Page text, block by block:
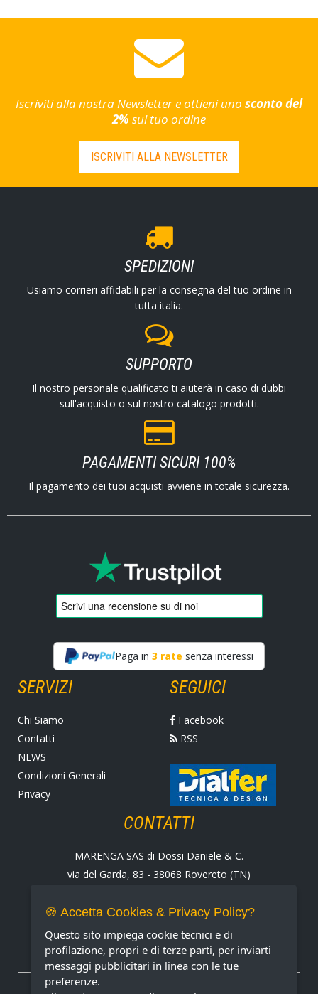
Iscriviti alla nostra Newsletter e ottieni uno sconto del
2% sul tuo ordine
ISCRIVITI ALLA NEWSLETTER
SPEDIZIONI
Usiamo corrieri affidabili per la consegna del tuo ordine in
tutta italia.
SUPPORTO
Il nostro personale qualificato ti aiuterà in caso di dubbi
sull'acquisto o sul nostro catalogo prodotti.
PAGAMENTI SICURI 100%
Il pagamento dei tuoi acquisti avviene in totale sicurezza.
Paga in 3 rate senza interessi
SERVIZI
Chi Siamo
Contatti
NEWS
Condizioni Generali
Privacy
SEGUICI
Facebook
RSS
CONTATTI
MARENGA SAS di Dossi Daniele & C.
via del Garda, 83 - 38068 Rovereto (TN)
Fax +39 0464 430938
E-mail: marenga@marenga.it
Partita IVA IT02232370227
METODI DI PAGAMENTO ACCETTATI
🍪 Accetta Cookies & Privacy Policy?
Questo sito impiega cookie tecnici e di
profilazione, propri e di terze parti, per inviarti
messaggi pubblicitari in linea con le tue
preferenze.